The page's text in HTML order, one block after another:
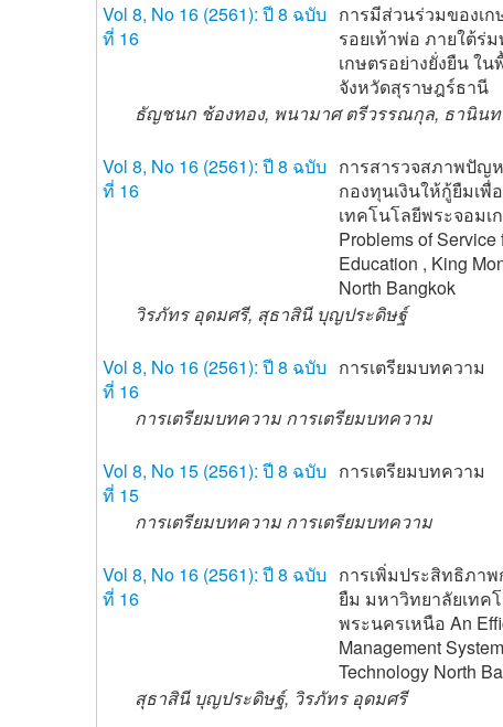
Vol 8, No 16 (2561): ปี 8 ฉบับ
ที่ 16
การมีส่วนร่วมของเก
รอยเท้าพ่อ ภายใต้ร่
เกษตรอย่างยั่งยืน ใ
จังหวัดสุราษฎร์ธานี
ธัญชนก ช้องทอง, พนามาศ ตรีวรรณกุล, ธานินท
Vol 8, No 16 (2561): ปี 8 ฉบับ
ที่ 16
การสารวจสภาพปัญ
กองทุนเงินให้กู้ยืมเ
เทคโนโลยีพระจอมเ
Problems of
Education , King
North Bangkok
วิรภัทร อุดมศรี, สุธาสินี บุญประดิษฐ์
Vol 8, No 16 (2561): ปี 8 ฉบับ
ที่ 16
การเตรียมบทความ
การเตรียมบทความ การเตรียมบทความ
Vol 8, No 15 (2561): ปี 8 ฉบับ
ที่ 15
การเตรียมบทความ
การเตรียมบทความ การเตรียมบทความ
Vol 8, No 16 (2561): ปี 8 ฉบับ
ที่ 16
การเพิ่มประสิทธิภา
ยืม มหาวิทยาลัยเทค
พระนครเหนือ An
Management
Technology North
สุธาสินี บุญประดิษฐ์, วิรภัทร อุดมศรี